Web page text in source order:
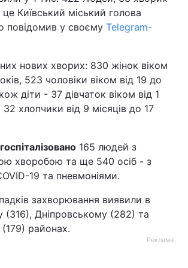
Київський міський голова
повідомив у своєму Telegram-
нових хворих: 830 жінок віком
523 чоловіки віком від 19 до
діти - 37 дівчаток віком від 1
32 хлопчики від 9 місяців до 17
165 людей з
хворобою та ще 540 осіб - з
19 та пневмоніями.
захворювання виявили в
(316), Дніпровському (282) та
районах.
Реклама